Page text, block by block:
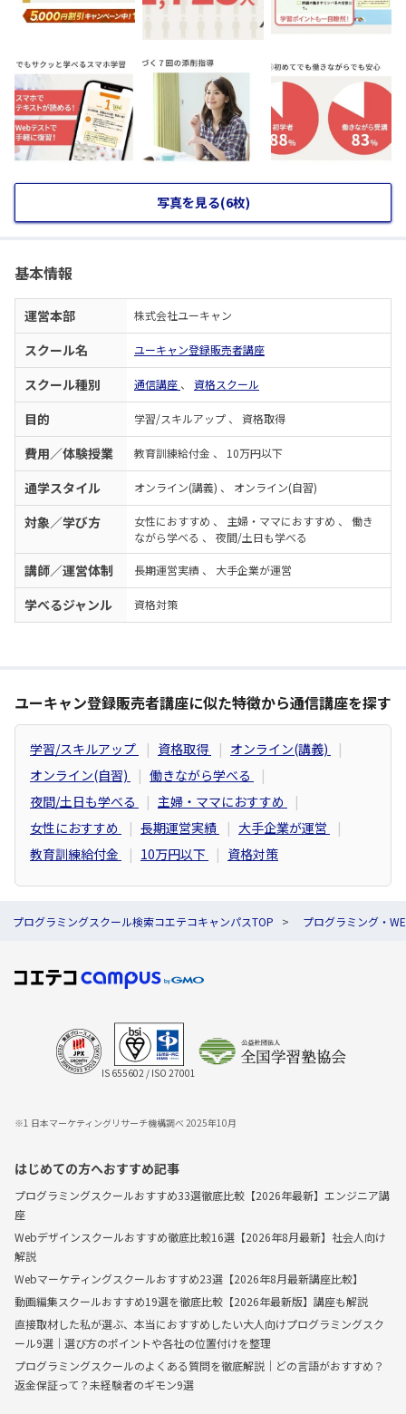
写真を見る(6枚)
基本情報
運営本部 株式会社ユーキャン
スクール名 ユーキャン登録販売者講座
スクール種別 通信講座 、 資格スクール
目的 学習/スキルアップ 、 資格取得
費用／体験授業 教育訓練給付金 、 10万円以下
通学スタイル オンライン(講義) 、 オンライン(自習)
対象／学び方 女性におすすめ 、 主婦・ママにおすすめ 、 働き
ながら学べる 、 夜間/土日も学べる
講師／運営体制 長期運営実績 、 大手企業が運営
学べるジャンル 資格対策
ユーキャン登録販売者講座に似た特徴から通信講座を探す
学習/スキルアップ 資格取得
オンライン(講義)
オンライン(自習)
働きながら学べる
夜間/土日も学べる
主婦・ママにおすすめ
女性におすすめ
長期運営実績
大手企業が運営
教育訓練給付金
10万円以下 資格対策
プログラミングスクール検索コエテコキャンパスTOP プログラミング・
IS 655602 / ISO 27001
※1 日本マーケティングリサーチ機構調べ 2025年10月
はじめての方へおすすめ記事
プログラミングスクールおすすめ33選徹底比較【2026年最新】エンジニア講
座
Webデザインスクールおすすめ徹底比較16選【2026年8月最新】社会人向け
解説
Webマーケティングスクールおすすめ23選【2026年8月最新講座比較】
動画編集スクールおすすめ19選を徹底比較【2026年最新版】講座も解説
直接取材した私が選ぶ、本当におすすめしたい大人向けプログラミングスク
ール9選｜選び方のポイントや各社の位置付けを整理
プログラミングスクールのよくある質問を徹底解説｜どの言語がおすすめ？
返金保証って？未経験者のギモン9選